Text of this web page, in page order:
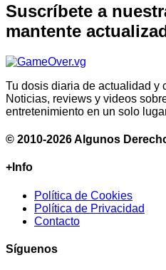
Suscríbete a
mantente
Tu dosis diaria de actualidad y
Noticias, reviews y videos
entretenimiento en un solo
© 2010-2026 Algunos
+Info
Política de Cookies
Política de Privacidad
Contacto
Síguenos